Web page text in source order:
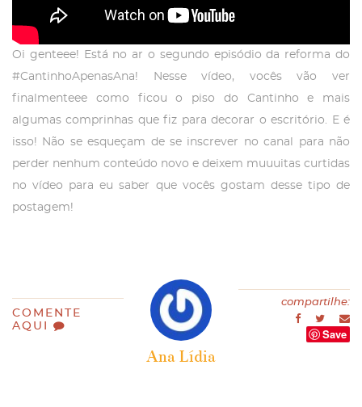
Oi genteee! Está no ar o segundo episódio da reforma do
#CantinhoApenasAna! Nesse vídeo, vocês vão ver
finalmenteee como ficou o piso do Cantinho e mais
algumas comprinhas que fiz para decorar o escritório. E é
isso! Não se esqueçam de se inscrever no canal para não
perder nenhum conteúdo novo e deixem muuuitas curtidas
no vídeo para eu saber que vocês gostam desse tipo de
postagem!
COMENTE
AQUI
Ana Lídia
compartilhe:
Save